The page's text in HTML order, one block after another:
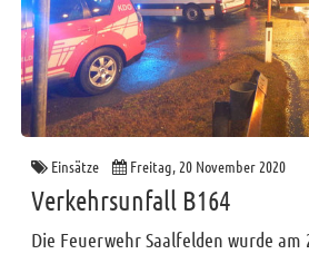
Einsätze Freitag, 20 November 2020
Verkehrsunfall B164
Die Feuerwehr Saalfelden wurde am